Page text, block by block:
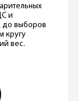
и
до выборов
кругу
вес.